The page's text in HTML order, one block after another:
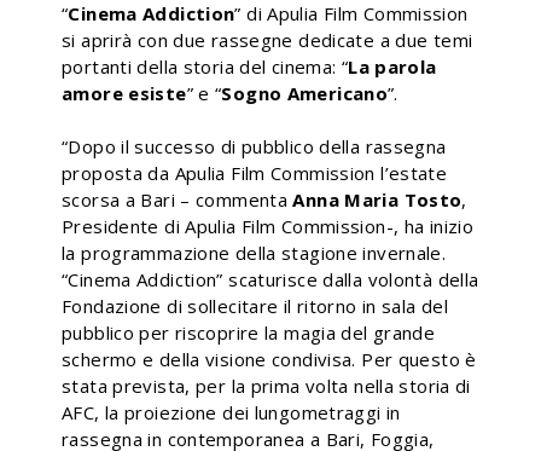
“Cinema Addiction” di Apulia Film Commission
si aprirà con due rassegne dedicate a due temi
portanti della storia del cinema: “La parola
amore esiste” e “Sogno Americano”.
“Dopo il successo di pubblico della rassegna
proposta da Apulia Film Commission l’estate
scorsa a Bari – commentaAnna Maria Tosto,
Presidente di Apulia Film Commission-, ha inizio
la programmazione della stagione invernale.
“Cinema Addiction” scaturisce dalla volontà della
Fondazione di sollecitare il ritorno in sala del
pubblico per riscoprire la magia del grande
schermo e della visione condivisa. Per questo è
stata prevista, per la prima volta nella storia di
AFC, la proiezione dei lungometraggi in
rassegna in contemporanea a Bari, Foggia,